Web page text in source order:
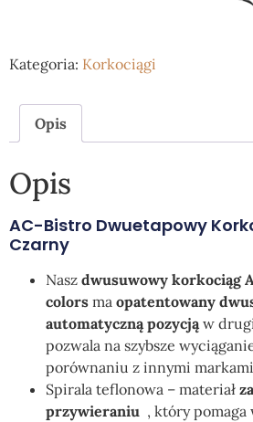
Kategoria: Korkociągi
Opis
Opis
AC-Bistro Dwuetapowy
Czarny
Nasz dwusuwowy korkociąg
colors ma opatentowany
automatyczną pozycjąw
pozwala na szybsze
porównaniu z innymi
Spirala teflonowa – materiał
przywieraniu , który